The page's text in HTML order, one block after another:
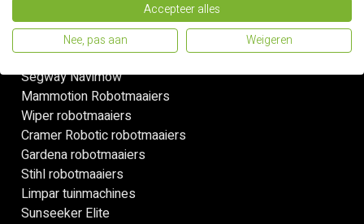
Onze merken
Husqvarna robotmaaiers
Segway Navimow
Mammotion Robotmaaiers
Wiper robotmaaiers
Cramer Robotic robotmaaiers
Gardena robotmaaiers
Stihl robotmaaiers
Limpar tuinmachines
Sunseeker Elite
Accepteer alles
Nee, pas aan
Weigeren